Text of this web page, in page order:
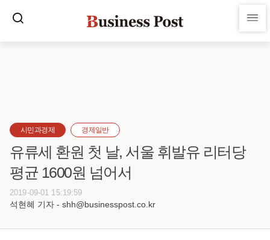
시민과경제 경제일반
유류세 환원 첫 날, 서울 휘발유 리터당
평균 1600원 넘어서
2019-09-01 15:19:59
석현혜 기자 - shh@businesspost.co.kr